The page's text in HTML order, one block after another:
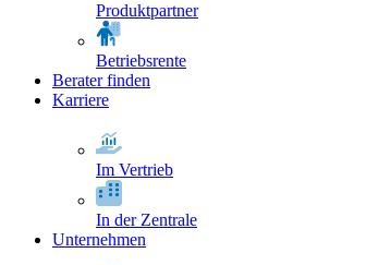
Produktpartner
Betriebsrente
Berater finden
Karriere
Im Vertrieb
In der Zentrale
Unternehmen